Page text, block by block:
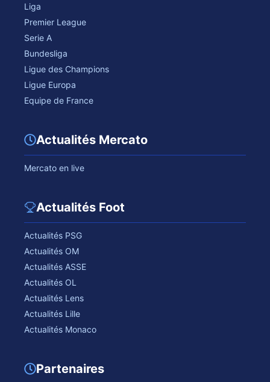
Liga
Premier League
Serie A
Bundesliga
Ligue des Champions
Ligue Europa
Equipe de France
Actualités Mercato
Mercato en live
Actualités Foot
Actualités PSG
Actualités OM
Actualités ASSE
Actualités OL
Actualités Lens
Actualités Lille
Actualités Monaco
Partenaires